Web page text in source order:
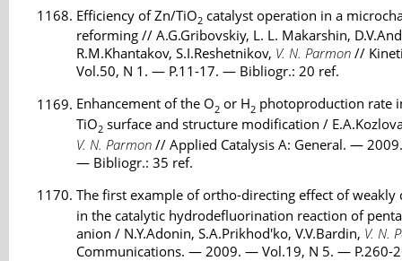
Efficiency of Zn/TiO2 catalyst operation in a
reforming // A.G.Gribovskiy, L. L. Makarshin,
R.M.Khantakov, S.I.Reshetnikov, V. N. Parmon //
Vol.50, N 1. — P.11-17. — Bibliogr.: 20 ref.
Enhancement of the O2 or H2 photoproduction rate
TiO2 surface and structure modification /
V. N. Parmon // Applied Catalysis A: General. —
— Bibliogr.: 35 ref.
The first example of ortho-directing effect of
in the catalytic hydrodefluorination reaction of
anion / N.Y.Adonin, S.A.Prikhod'ko, V.V.Bardin, V. N.
Communications. — 2009. — Vol.19, N 5. — P.260-